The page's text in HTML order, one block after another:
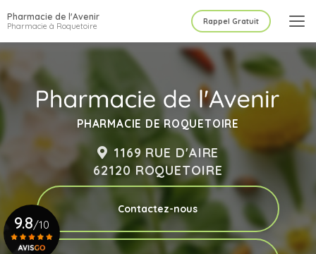
au
contenu
principal
Pharmacie de l'Avenir
Pharmacie à Roquetoire Rappel Gratuit
PHARMACIE DE ROQUETOIRE
1169 RUE D'AIRE
62120 ROQUETOIRE
Contactez-nous
9.8/10